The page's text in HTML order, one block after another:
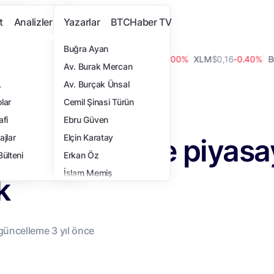
Analizler Yazarlar
Buğra Ayan
Av. Burak Mercan
Av. Burçak Ünsal
Cemil Şinasi Türün
Ebru Güven
Elçin Karatay
Erkan Öz
İslam Memiş
Tansel Kaya
BTCHaber TV
XLM $0,16-0.40% BCH
1 Eylül’de
3 yılönce